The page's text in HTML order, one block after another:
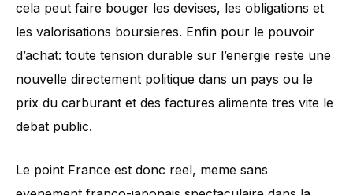
cela peut faire bouger les devises, les obligations et
les valorisations boursieres. Enfin pour le pouvoir
d’achat: toute tension durable sur l’energie reste une
nouvelle directement politique dans un pays ou le
prix du carburant et des factures alimente tres vite le
debat public.
Le point France est donc reel, meme sans